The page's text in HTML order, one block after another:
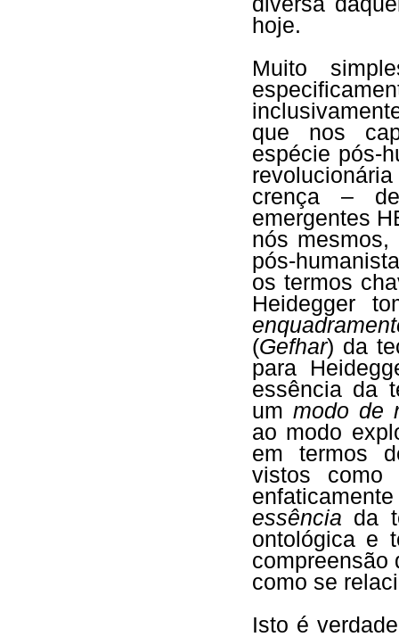
hoje.
Muito
que nos
espécie pós-
crença –
emergentes
nós
pós-
os termos
Heidegger
(Gefhar) da
para
essência da
um modo de
ao modo
em termos
vistos como
essência da
ontológica e
compreensão
como se
Isto é